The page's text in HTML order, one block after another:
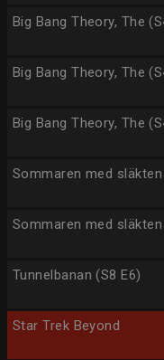
Big Bang Theory, The
Big Bang Theory, The
Big Bang Theory, The
Sommaren med släkten
Sommaren med släkten
Tunnelbanan (S8 E6)
Star Trek Beyond